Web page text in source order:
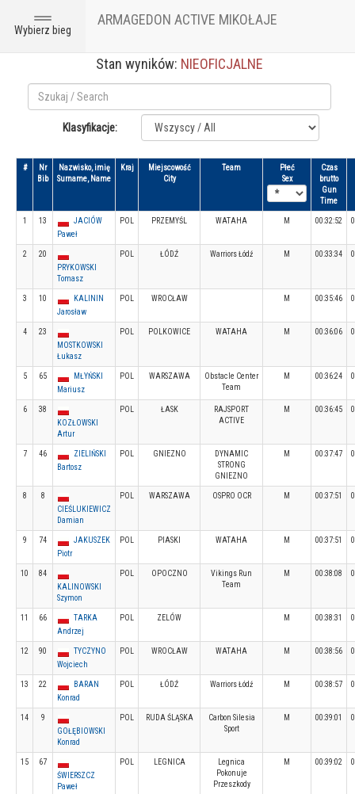
Toggle
navigation
Wybierz bieg
ARMAGEDON ACTIVE MIKOŁAJE
Stan wyników: NIEOFICJALNE
Klasyfikacje:
#
Nr
Bib
Nazwisko, imię
Surname, Name
Kraj
Miejscowość
City
Team
Płeć
Sex
Czas
brutto
Gun
Time
1 13
JACIÓW
Paweł
POL PRZEMYŚL WATAHA M 00:32:52
2
20
PRYKOWSKI
Tomasz
POL ŁÓDŹ Warriors Łódź M 00:33:34
3 10
KALININ
Jarosław
POL WROCŁAW M 00:35:46
4
23
MOSTKOWSKI
Łukasz
POL POLKOWICE WATAHA M 00:36:06
5 65
MŁYŃSKI
Mariusz
POL WARSZAWA
Obstacle Center
Team
M 00:36:24
6
38
KOZŁOWSKI
Artur
POL ŁASK
RAJSPORT
ACTIVE
M 00:36:45
7 46
ZIELIŃSKI
Bartosz
POL GNIEZNO
DYNAMIC
STRONG
GNIEZNO
M 00:37:47
8
8
CIEŚLUKIEWICZ
Damian
POL WARSZAWA OSPRO OCR M 00:37:51
9 74
JAKUSZEK
Piotr
POL PIASKI WATAHA M 00:37:51
10
84
KALINOWSKI
Szymon
POL OPOCZNO
Vikings Run
Team
M 00:38:08
11 66
TARKA
Andrzej
POL ZELÓW M 00:38:31
12 90
TYCZYNO
Wojciech
POL WROCŁAW WATAHA M 00:38:56
13 22
BARAN
Konrad
POL ŁÓDŹ Warriors Łódź M 00:38:57
14
9
GOŁĘBIOWSKI
Konrad
POL RUDA ŚLĄSKA
Carbon Silesia
Sport
M 00:39:01
15
67
ŚWIERSZCZ
Paweł
POL LEGNICA
Legnica
Pokonuje
Przeszkody
M 00:39:02